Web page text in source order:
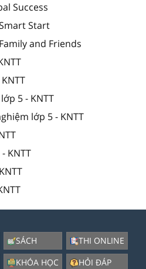
Success
Start
and Friends
5 - KNTT
lớp 5 - KNTT
KNTT
SÁCH
KHÓA HỌC
THI ONLINE
HỎI ĐÁP